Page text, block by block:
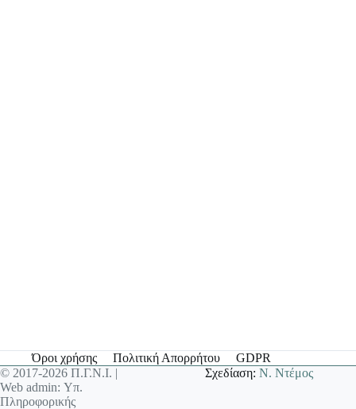
Όροι χρήσης Πολιτική Απορρήτου
GDPR
© 2017-2026 Π.Γ.Ν.Ι. |
Web admin: Υπ.
Πληροφορικής
Σχεδίαση:Ν. Ντέμος